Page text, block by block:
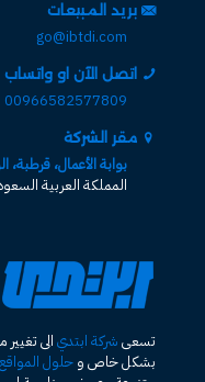
بريد المبيعات
go@ibtdi.com
اتصل الآن او واتساب
00966582577809
مقر الشركة
بوابة الأعمال، قرطبة،
المملكة العربية
تسعى شركة ابتدي الى تغيير
بشكل خاص و حلول المواقع